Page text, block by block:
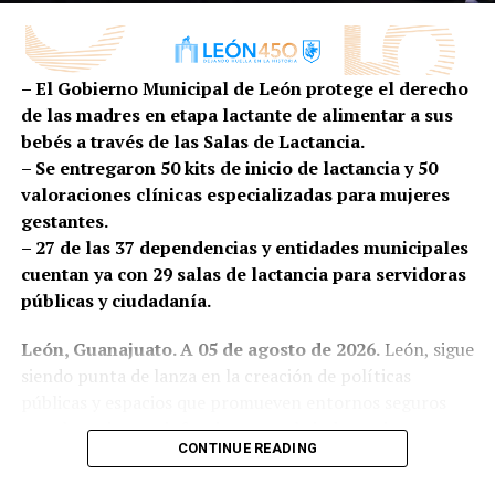
Aseguró que las empresas de la proveeduría cuentan
con el talento, la infraestructura y la capacidad de
innovación necesarias para competir en sectores como
el automotriz, aeroespacial, médico, mobiliario,
manufactura avanzada y la industria alimentaria,
demostrando que el talento leonés puede responder a
las exigencias de mercados cada vez más especializados.
Asimismo, refrendó el compromiso del Gobierno
Municipal para seguir impulsando políticas que
atracción de inversiones, la formación de talento, la
vinculación entre empresas y academia, así como la
Por su parte, el presidente de APIMEX, Mauricio Ruíz
– El Gobierno Municipal de León protege el derecho
de las madres en etapa lactante de alimentar a sus
bebés a través de las Salas de Lactancia.
– Se entregaron 50 kits de inicio de lactancia y 50
valoraciones clínicas especializadas para mujeres
gestantes.
– 27 de las 37 dependencias y entidades municipales
cuentan ya con 29 salas de lactancia para servidoras
públicas y ciudadanía.
León, Guanajuato. A 05 de agosto de 2026.León, sigue
siendo punta de lanza en la creación de políticas
para las primeras infancias y para brindar mejores
condiciones a las madres, los bebés y sus familias, el
CONTINUE READING